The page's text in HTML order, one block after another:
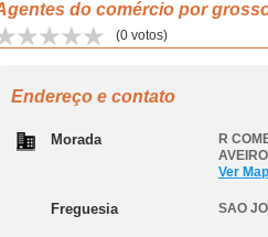
do comércio por
(0 votos)
Endereço e contato
Morada R
AVEIRO
Ver
Freguesia SAO